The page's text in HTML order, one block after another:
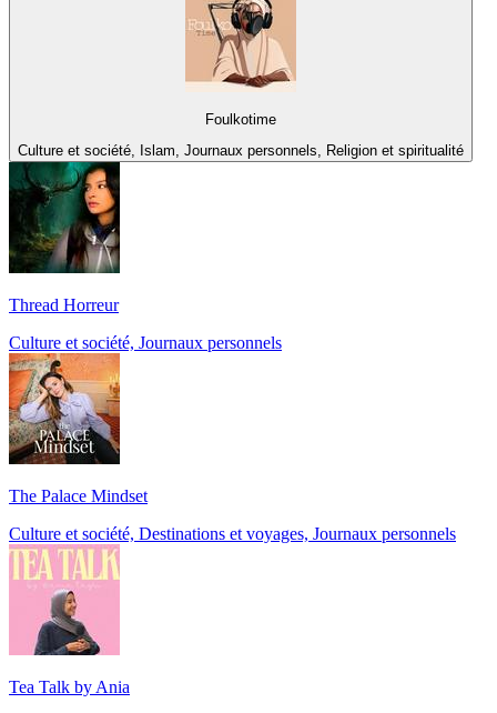
Foulkotime
Culture et société, Islam, Journaux personnels, Religion et spiritualité
Thread Horreur
Culture et société, Journaux personnels
The Palace Mindset
Culture et société, Destinations et voyages, Journaux personnels
Tea Talk by Ania